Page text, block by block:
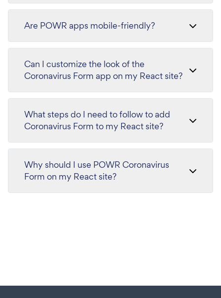
Are POWR apps mobile-friendly?
Can I customize the look of the
Coronavirus Form app on my React site?
What steps do I need to follow to add
Coronavirus Form to my React site?
Why should I use POWR Coronavirus
Form on my React site?